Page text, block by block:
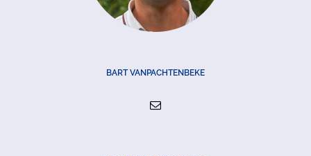
BART VANPACHTENBEKE